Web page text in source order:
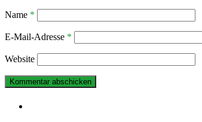
Name *
E-Mail-Adresse *
Website